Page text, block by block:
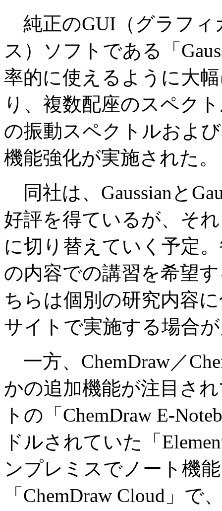
純正のGUI（グラフィ
ス）ソフトである「
率的に使えるように大
り、複数配座のスペク
の振動スペクトルおよ
機能強化が実施された。
同社は、Gaussianと
好評を得ているが、そ
に切り替えていく予定
の内容での講習を希望
ちらは個別の研究内容
サイトで実施する場合
一方、ChemDraw／
かの追加機能が注目さ
トの「ChemDraw E-
ドルされていた「
ンプレミスでノート機
「ChemDraw Cloud」